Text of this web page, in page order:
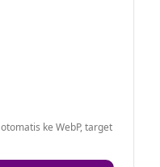
otomatis ke WebP, target